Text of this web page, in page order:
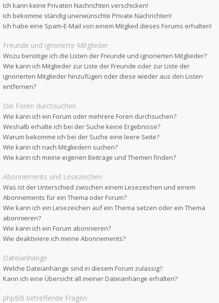
Ich kann keine Privaten Nachrichten verschicken!
Ich bekomme ständig unerwünschte Private Nachrichten!
Ich habe eine Spam-E-Mail von einem Mitglied dieses Forums erhalten!
Freunde und ignorierte Mitglieder
Wozu benötige ich die Listen der Freunde und ignorierten Mitglieder?
Wie kann ich Mitglieder zur Liste der Freunde oder zur Liste der
ignorierten Mitglieder hinzufügen oder diese wieder aus den Listen
entfernen?
Die Foren durchsuchen
Wie kann ich ein Forum oder mehrere Foren durchsuchen?
Weshalb erhalte ich bei der Suche keine Ergebnisse?
Warum bekomme ich bei der Suche eine leere Seite?
Wie kann ich nach Mitgliedern suchen?
Wie kann ich meine eigenen Beiträge und Themen finden?
Abonnements und Lesezeichen
Was ist der Unterschied zwischen einem Lesezeichen und einem
Abonnements für ein Thema oder Forum?
Wie kann ich ein Lesezeichen auf ein Thema setzen oder ein Thema
abonnieren?
Wie kann ich ein Forum abonnieren?
Wie deaktiviere ich meine Abonnements?
Dateianhänge
Welche Dateianhänge sind in diesem Forum zulässig?
Kann ich eine Übersicht all meiner Dateianhänge erhalten?
phpBB betreffende Fragen